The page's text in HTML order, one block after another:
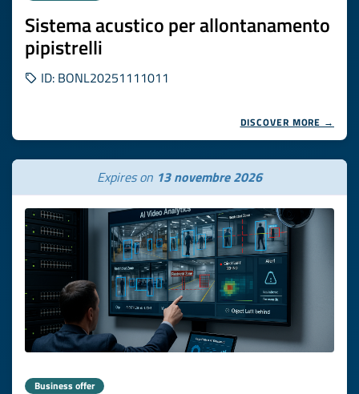
Sistema acustico per allontanamento
pipistrelli
ID: BONL20251111011
DISCOVER MORE →
Expires on 13 novembre 2026
Business offer